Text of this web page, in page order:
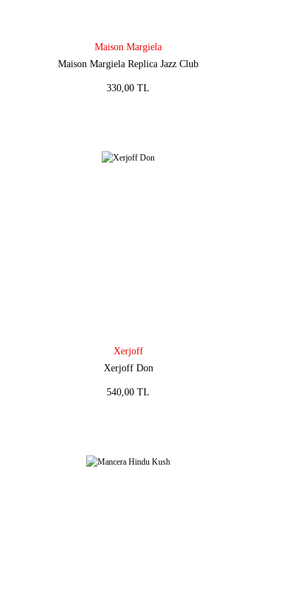
Maison Margiela
Maison Margiela Replica Jazz Club
330,00 TL
Xerjoff
Xerjoff Don
540,00 TL